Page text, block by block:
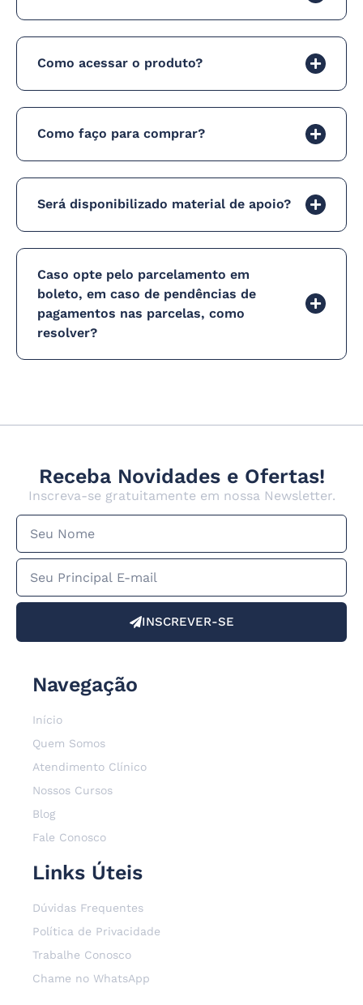
Como acessar o produto?
Como faço para comprar?
Será disponibilizado material de apoio?
Caso opte pelo parcelamento em
boleto, em caso de pendências de
pagamentos nas parcelas, como
resolver?
Receba Novidades e Ofertas!
Inscreva-se gratuitamente em nossa Newsletter.
INSCREVER-SE
Navegação
Início
Quem Somos
Atendimento Clínico
Nossos Cursos
Blog
Fale Conosco
Links Úteis
Dúvidas Frequentes
Política de Privacidade
Trabalhe Conosco
Chame no WhatsApp